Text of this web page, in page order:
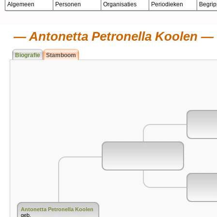
Algemeen Personen Organisaties Periodieken
Antonetta Petronella Koolen
Biografie Stamboom
Antonetta Petronella Koolen
geb.